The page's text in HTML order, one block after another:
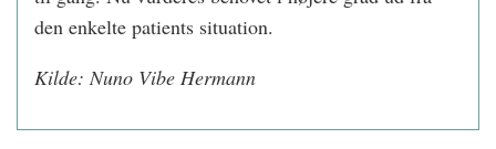
den enkelte patients situation.
Kilde: Nuno Vibe Hermann